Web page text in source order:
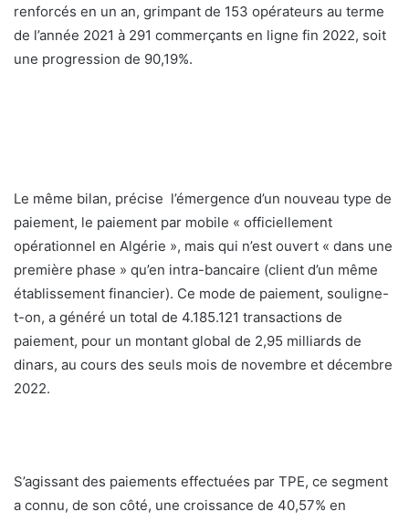
renforcés en un an, grimpant de 153 opérateurs au terme
de l’année 2021 à 291 commerçants en ligne fin 2022, soit
une progression de 90,19%.
Le même bilan, précise l’émergence d’un nouveau type de
paiement, le paiement par mobile « officiellement
opérationnel en Algérie », mais qui n’est ouvert « dans une
première phase » qu’en intra-bancaire (client d’un même
établissement financier). Ce mode de paiement, souligne-
t-on, a généré un total de 4.185.121 transactions de
paiement, pour un montant global de 2,95 milliards de
dinars, au cours des seuls mois de novembre et décembre
2022.
S’agissant des paiements effectuées par TPE, ce segment
a connu, de son côté, une croissance de 40,57% en